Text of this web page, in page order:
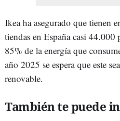
Ikea ha asegurado que tienen
tiendas en España casi 44.000
85% de la energía que
año 2025 se espera que este
renovable.
También te puede